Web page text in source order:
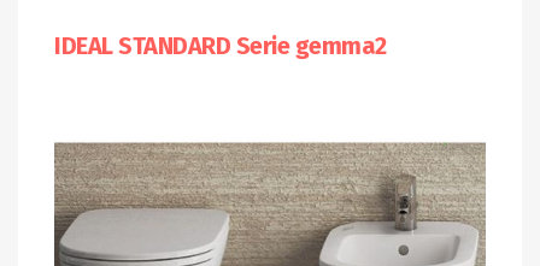
IDEAL STANDARD Serie gemma2